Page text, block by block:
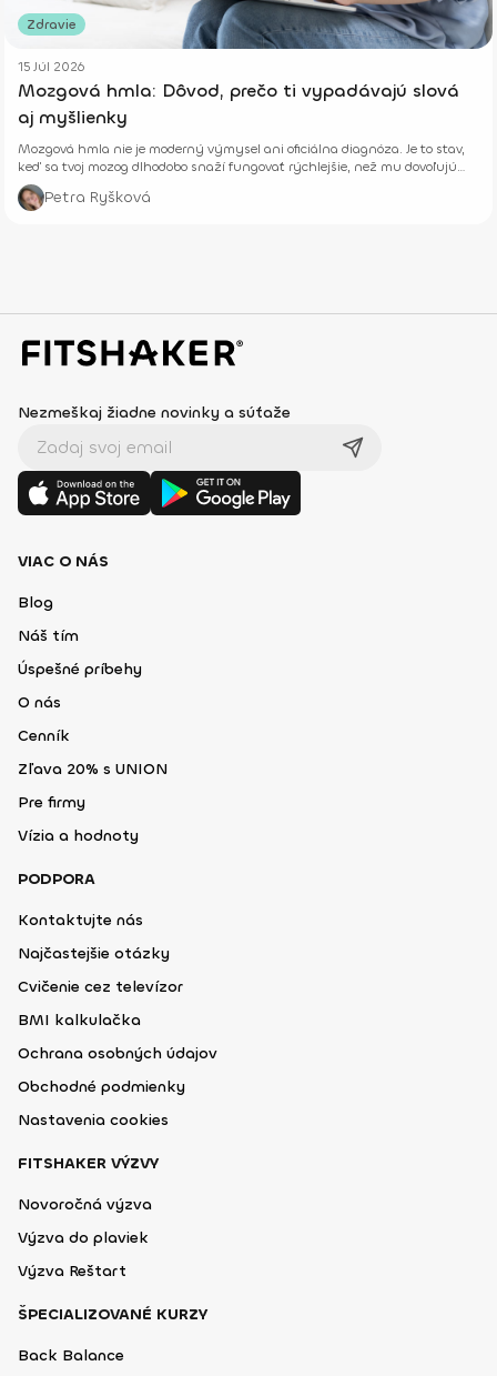
Zdravie
15 Júl 2026
Mozgová hmla: Dôvod, prečo ti vypadávajú slová
aj myšlienky
Mozgová hmla nie je moderný výmysel ani oficiálna diagnóza. Je to stav,
keď sa tvoj mozog dlhodobo snaží fungovať rýchlejšie, než mu dovoľujú
jeho biologické limity.
Petra Ryšková
Nezmeškaj žiadne novinky a súťaže
VIAC O NÁS
Blog
Náš tím
Úspešné príbehy
O nás
Cenník
Zľava 20% s UNION
Pre firmy
Vízia a hodnoty
PODPORA
Kontaktujte nás
Najčastejšie otázky
Cvičenie cez televízor
BMI kalkulačka
Ochrana osobných údajov
Obchodné podmienky
Nastavenia cookies
FITSHAKER VÝZVY
Novoročná výzva
Výzva do plaviek
Výzva Reštart
ŠPECIALIZOVANÉ KURZY
Back Balance